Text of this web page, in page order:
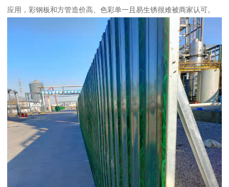
应用，彩钢板和方管造价高、色彩单一且易生锈很难被商家认可。